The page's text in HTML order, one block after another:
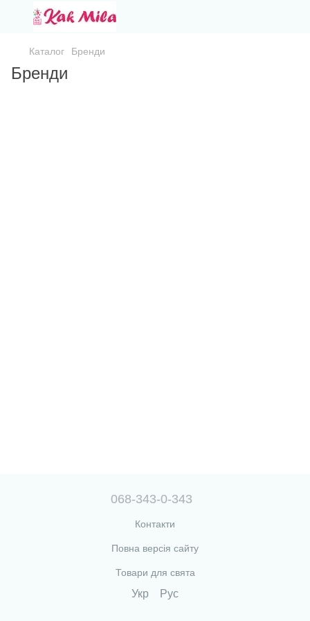
Каталог Бренди
Бренди
068-343-0-343
Контакти
Повна версія сайту
Товари для свята
Укр Рус